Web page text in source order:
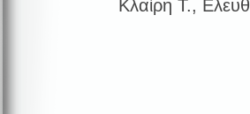
Κλαίρη Τ.,